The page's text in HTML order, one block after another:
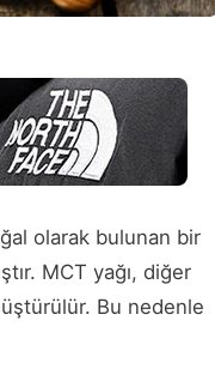
olarak bulunan bir
MCT yağı, diğer
Bu nedenle